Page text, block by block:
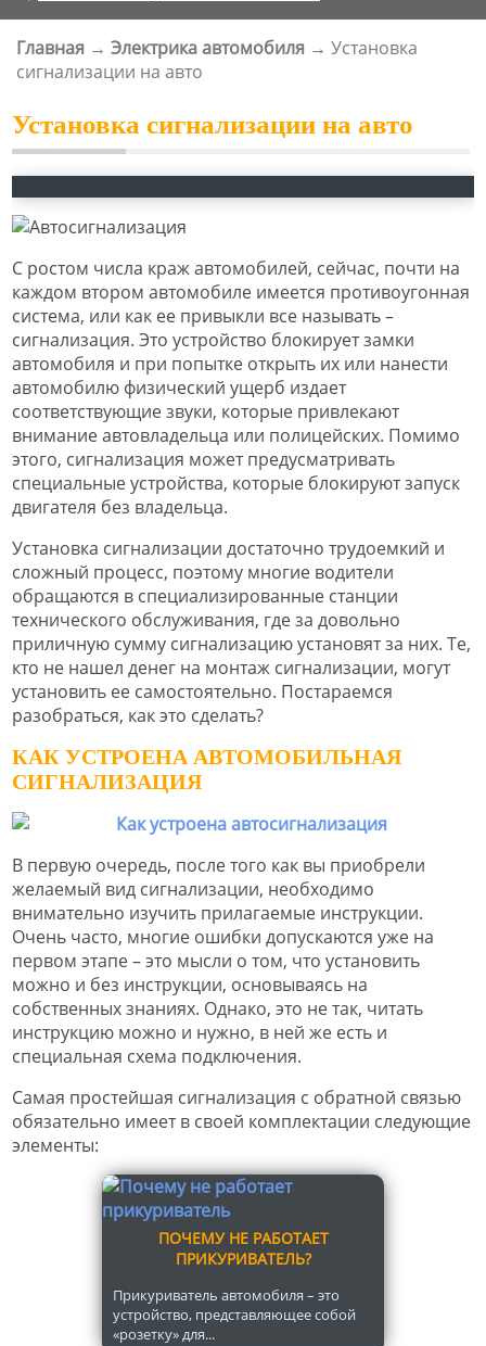
ВЫ ЗДЕСЬ
Главная → Электрика автомобиля → Установка
сигнализации на авто
Установка сигнализации на авто
С ростом числа краж автомобилей, сейчас, почти на
каждом втором автомобиле имеется противоугонная
система, или как ее привыкли все называть –
сигнализация. Это устройство блокирует замки
автомобиля и при попытке открыть их или нанести
автомобилю физический ущерб издает
соответствующие звуки, которые привлекают
внимание автовладельца или полицейских. Помимо
этого, сигнализация может предусматривать
специальные устройства, которые блокируют запуск
двигателя без владельца.
Установка сигнализации достаточно трудоемкий и
сложный процесс, поэтому многие водители
обращаются в специализированные станции
технического обслуживания, где за довольно
приличную сумму сигнализацию установят за них. Те,
кто не нашел денег на монтаж сигнализации, могут
установить ее самостоятельно. Постараемся
разобраться, как это сделать?
КАК УСТРОЕНА АВТОМОБИЛЬНАЯ
СИГНАЛИЗАЦИЯ
В первую очередь, после того как вы приобрели
желаемый вид сигнализации, необходимо
внимательно изучить прилагаемые инструкции.
Очень часто, многие ошибки допускаются уже на
первом этапе – это мысли о том, что установить
можно и без инструкции, основываясь на
собственных знаниях. Однако, это не так, читать
инструкцию можно и нужно, в ней же есть и
специальная схема подключения.
Самая простейшая сигнализация с обратной связью
обязательно имеет в своей комплектации следующие
элементы:
ПОЧЕМУ НЕ РАБОТАЕТ
ПРИКУРИВАТЕЛЬ?
Прикуриватель автомобиля – это
устройство, представляющее собой
«розетку» для...